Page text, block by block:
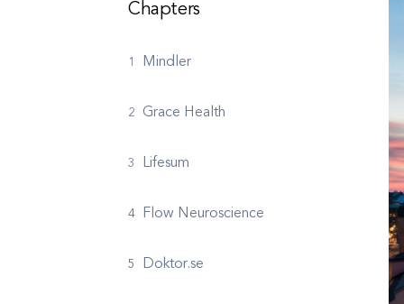
Chapters
Mindler
Grace Health
Lifesum
Flow Neuroscience
Doktor.se